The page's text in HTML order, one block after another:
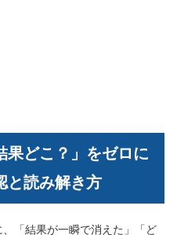
果どこ？」をゼロに
と読み解き方
「結果が一瞬で消えた」「ど